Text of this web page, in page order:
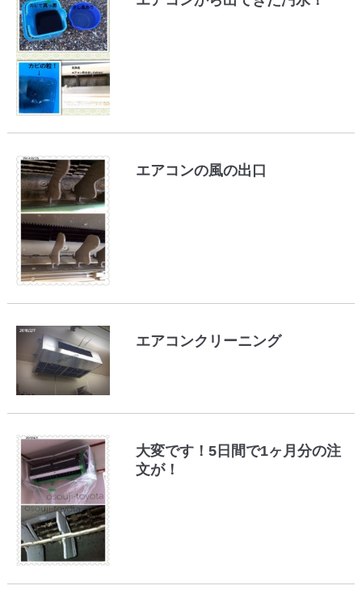
エアコンの風の出口
エアコンクリーニング
大変です！5日間で1ヶ月分の注
文が！